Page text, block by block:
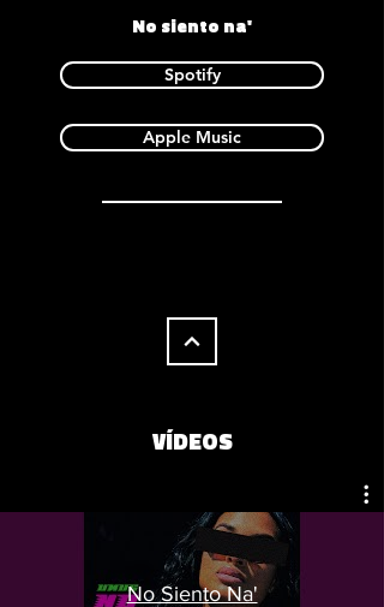
No siento na'
Spotify
Apple Music
VÍDEOS
No Siento Na'